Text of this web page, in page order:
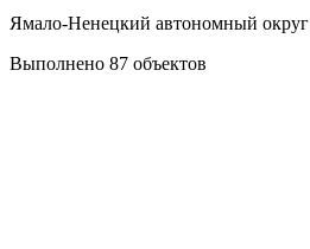
Ямало-Ненецкий автономный округ
Выполнено 87 объектов